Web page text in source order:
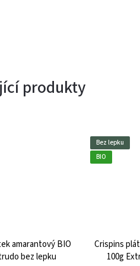
produkty
amarantový BIO
bez lepku
Bez lepku
BIO
Crispins
100g